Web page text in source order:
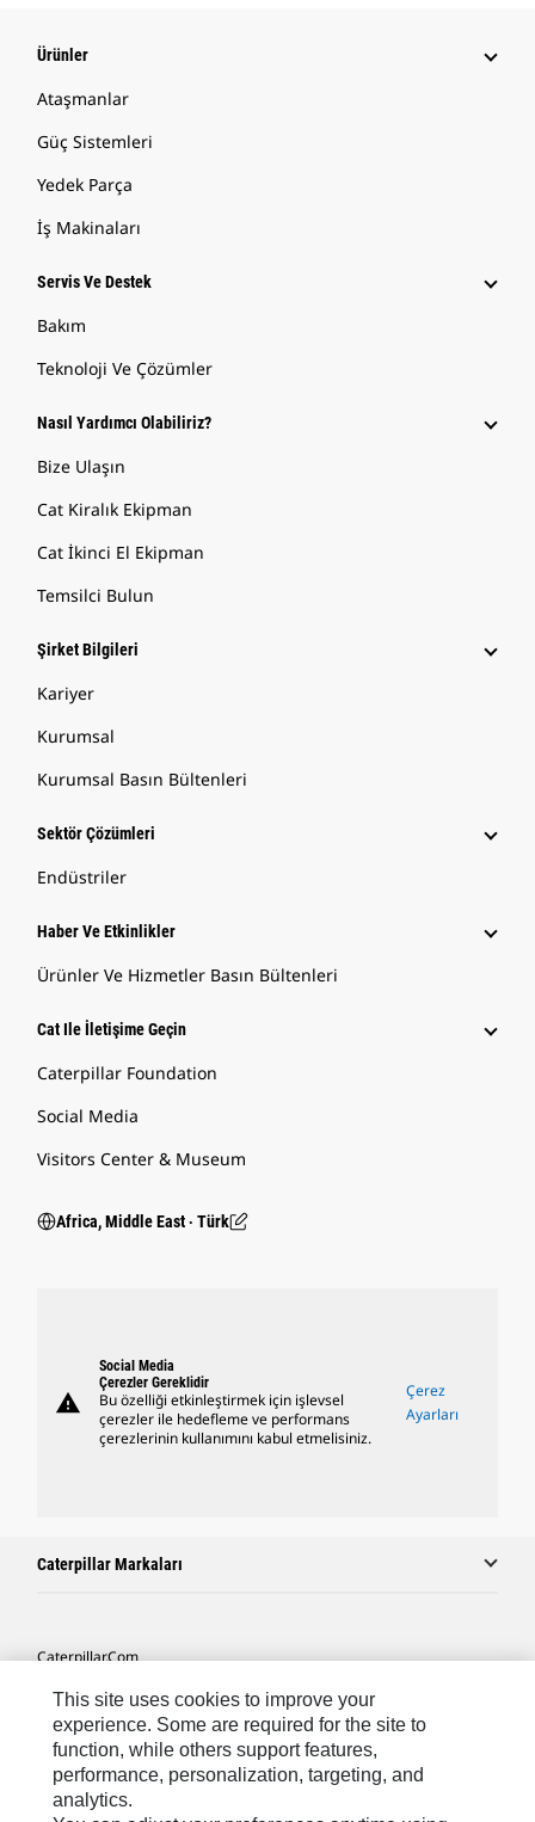
Ürünler
Ataşmanlar
Güç Sistemleri
Yedek Parça
İş Makinaları
Servis Ve Destek
Bakım
Teknoloji Ve Çözümler
Nasıl Yardımcı Olabiliriz?
Bize Ulaşın
Cat Kiralık Ekipman
Cat İkinci El Ekipman
Temsilci Bulun
Şirket Bilgileri
Kariyer
Kurumsal
Kurumsal Basın Bültenleri
Sektör Çözümleri
Endüstriler
Haber Ve Etkinlikler
Ürünler Ve Hizmetler Basın Bültenleri
Cat Ile İletişime Geçin
Caterpillar Foundation
Social Media
Visitors Center & Museum
Africa, Middle East ‧ Türk
warning
Social Media
Çerezler Gereklidir
Bu özelliği etkinleştirmek için işlevsel
çerezler ile hedefleme ve performans
çerezlerinin kullanımını kabul etmelisiniz.
Çerez
Ayarları
Caterpillar Markaları
Caterpillar.com
Caterpillar Müşteri Hizmetleri Ve Iletişim
Site Haritası
Cookie Settings
Yasal
This site uses cookies to improve your
experience. Some are required for the site to
function, while others support features,
performance, personalization, targeting, and
analytics.